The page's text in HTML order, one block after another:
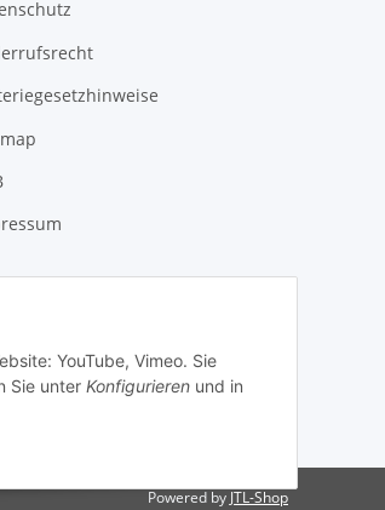
YouTube, Vimeo. Sie
Sie unter Konfigurieren und in
Powered by JTL-Shop